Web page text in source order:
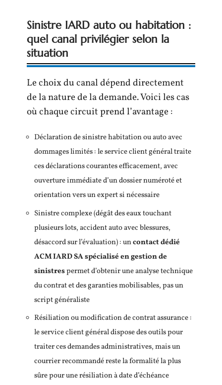
Sinistre IARD auto ou habitation :
quel canal privilégier selon la
situation
Le choix du canal dépend directement
de la nature de la demande. Voici les cas
où chaque circuit prend l’avantage :
Déclaration de sinistre habitation ou auto avec
dommages limités : le service client général traite
ces déclarations courantes efficacement, avec
ouverture immédiate d’un dossier numéroté et
orientation vers un expert si nécessaire
Sinistre complexe (dégât des eaux touchant
plusieurs lots, accident auto avec blessures,
désaccord sur l’évaluation) : uncontact dédié
ACM IARD SA spécialisé en gestion de
sinistrespermet d’obtenir une analyse technique
du contrat et des garanties mobilisables, pas un
script généraliste
Résiliation ou modification de contrat assurance :
le service client général dispose des outils pour
traiter ces demandes administratives, mais un
courrier recommandé reste la formalité la plus
sûre pour une résiliation à date d’échéance